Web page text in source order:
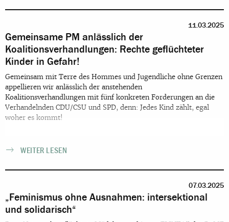
11.03.2025
Gemeinsame PM anlässlich der
Koalitionsverhandlungen: Rechte geflüchteter
Kinder in Gefahr!
Gemeinsam mit Terre des Hommes und Jugendliche ohne Grenzen
appellieren wir anlässlich der anstehenden
Koalitionsverhandlungen mit fünf konkreten Forderungen an die
Verhandelnden CDU/CSU und SPD, denn: Jedes Kind zählt, egal
woher es kommt!
WEITER LESEN
07.03.2025
„Feminismus ohne Ausnahmen: intersektional
und solidarisch“